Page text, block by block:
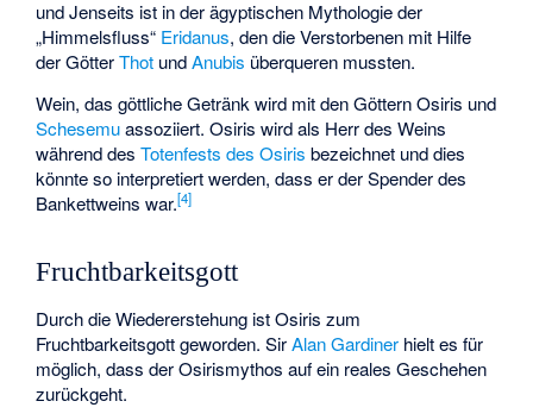
und Jenseits ist in der ägyptischen Mythologie der
„Himmelsfluss“ Eridanus, den die Verstorbenen mit Hilfe
der GötterThot undAnubis überqueren mussten.
Wein, das göttliche Getränk wird mit den Göttern Osiris und
Schesemuassoziiert. Osiris wird als Herr des Weins
während desTotenfests des Osiris bezeichnet und dies
könnte so interpretiert werden, dass er der Spender des
Bankettweins war.[4]
Fruchtbarkeitsgott
Durch die Wiedererstehung ist Osiris zum
Fruchtbarkeitsgott geworden. SirAlan Gardiner hielt es für
möglich, dass der Osirismythos auf ein reales Geschehen
zurückgeht.